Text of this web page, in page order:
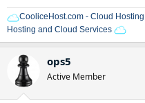
CooliceHost.com - Cloud
Hosting and Cloud Services
ops5
Active Member